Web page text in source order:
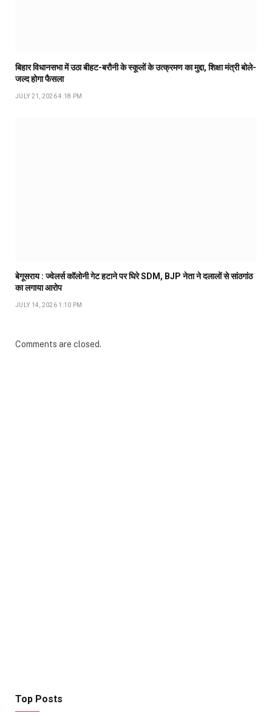
बिहार विधानसभा में उठा बीहट-बरौनी के स्कूलों के उत्क्रमण का मुद्दा, शिक्षा मंत्री बोले-
जल्द होगा फैसला
JULY 21, 2026 4:18 PM
बेगूसराय : ज्वेलर्स कॉलोनी गेट हटाने पर घिरे SDM, BJP नेता ने दलालों से सांठगांठ
का लगाया आरोप
JULY 14, 2026 1:10 PM
Comments are closed.
Top Posts